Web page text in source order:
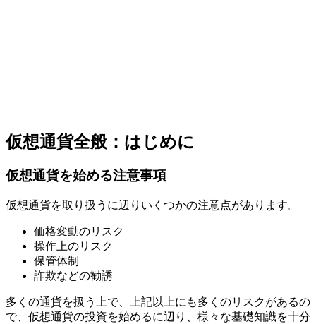
仮想通貨全般：はじめに
仮想通貨を始める注意事項
仮想通貨を取り扱うに辺りいくつかの注意点があります。
価格変動のリスク
操作上のリスク
保管体制
詐欺などの勧誘
多くの通貨を扱う上で、上記以上にも多くのリスクがあるの
で、仮想通貨の投資を始めるに辺り、様々な基礎知識を十分